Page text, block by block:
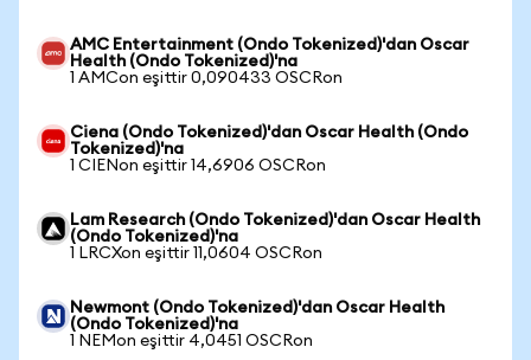
AMC Entertainment (Ondo Tokenized)'dan Oscar
Health (Ondo Tokenized)'na
1 AMCon eşittir 0,090433 OSCRon
Ciena (Ondo Tokenized)'dan Oscar Health (Ondo
Tokenized)'na
1 CIENon eşittir 14,6906 OSCRon
Lam Research (Ondo Tokenized)'dan Oscar Health
(Ondo Tokenized)'na
1 LRCXon eşittir 11,0604 OSCRon
Newmont (Ondo Tokenized)'dan Oscar Health
(Ondo Tokenized)'na
1 NEMon eşittir 4,0451 OSCRon